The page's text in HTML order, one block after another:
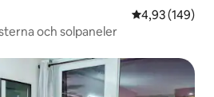
4,93 av 5 i
4,93 (149)
och solpaneler